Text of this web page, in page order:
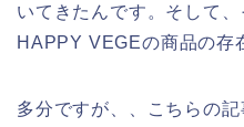
いてきたんです。そして、
HAPPY VEGEの商品の存
多分ですが、、こちらの